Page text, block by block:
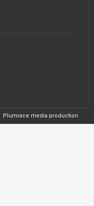
Plumrace media production